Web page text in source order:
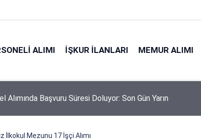
ALIMI İŞKUR İLANLARI MEMUR ALIMI
Alımında Başvuru Süresi Doluyor: Son Gün Yarın
İlkokul Mezunu 17 İşçi Alımı